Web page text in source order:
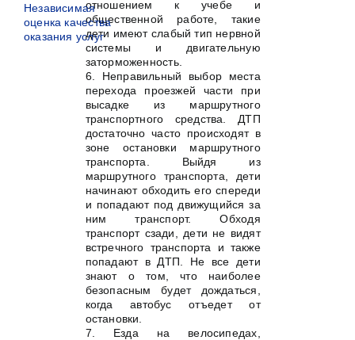
отношением к учебе и
общественной работе, такие
дети имеют слабый тип нервной
системы и двигательную
заторможенность.
6. Неправильный выбор места
перехода проезжей части при
высадке из маршрутного
транспортного средства. ДТП
достаточно часто происходят в
зоне остановки маршрутного
транспорта. Выйдя из
маршрутного транспорта, дети
начинают обходить его спереди
и попадают под движущийся за
ним транспорт. Обходя
транспорт сзади, дети не видят
встречного транспорта и также
попадают в ДТП. Не все дети
знают о том, что наиболее
безопасным будет дождаться,
когда автобус отъедет от
остановки.
7. Езда на велосипедах,
Независимая
оценка качества
оказания услуг